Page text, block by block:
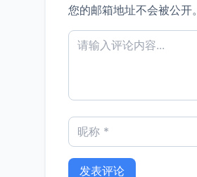
您的邮箱地址不会被公开。